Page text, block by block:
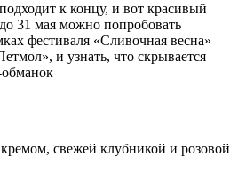
к концу, и вот красивый
31 мая можно попробовать
фестиваля «Сливочная весна»
и узнать, что скрывается
свежей клубникой и розовой